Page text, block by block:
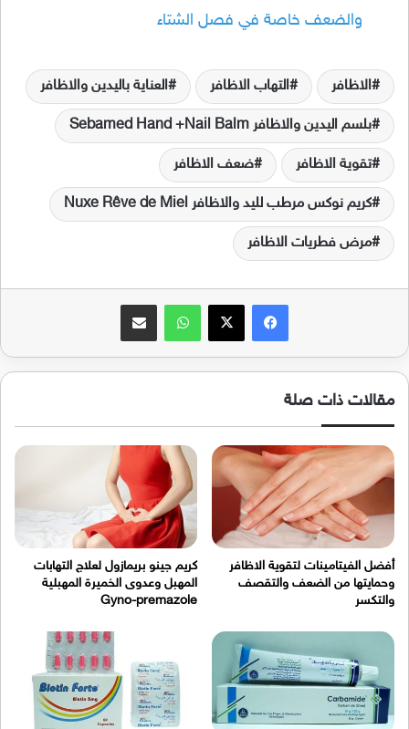
والضعف خاصة في فصل الشتاء
الاظافر التهاب الاظافر العناية باليدين والاظافر
بلسم اليدين والاظافر Sebamed Hand +Nail Balm
تقوية الاظافر ضعف الاظافر
كريم نوكس مرطب لليد والاظافر Nuxe Rêve de Miel
مرض فطريات الاظافر
فيسبوك‫X واتساب مشاركة عبر البريد
مقالات ذات صلة
أفضل الفيتامينات لتقوية الاظافر
وحمايتها من الضعف والتقصف
والتكسر
كريم جينو بريمازول لعلاج التهابات
المهبل وعدوى الخميرة المهبلية
Gyno-premazole